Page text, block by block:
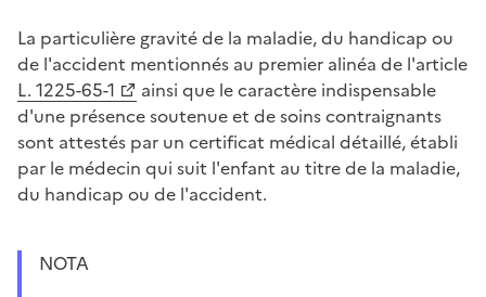
La particulière gravité de la maladie, du handicap ou
de l'accident mentionnés au premier alinéa de l'article
L. 1225-65-1
ainsi que le caractère indispensable
d'une présence soutenue et de soins contraignants
sont attestés par un certificat médical détaillé, établi
par le médecin qui suit l'enfant au titre de la maladie,
du handicap ou de l'accident.
NOTA